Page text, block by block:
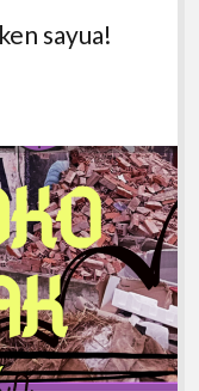
sayua!